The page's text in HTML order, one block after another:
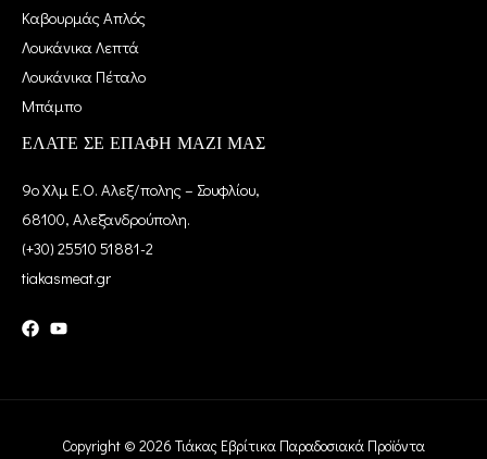
Καβουρμάς Απλός
Λουκάνικα Λεπτά
Λουκάνικα Πέταλο
Μπάμπο
ΕΛΑΤΕ ΣΕ ΕΠΑΦΗ ΜΑΖΙ ΜΑΣ
9ο Χλμ Ε.Ο. Αλεξ/πολης – Σουφλίου,
68100, Αλεξανδρούπολη.
(+30) 25510 51881-2
tiakasmeat.gr
Copyright © 2026 Τιάκας Εβρίτικα Παραδοσιακά Προϊόντα